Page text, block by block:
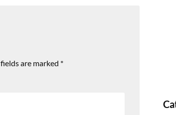
are marked *